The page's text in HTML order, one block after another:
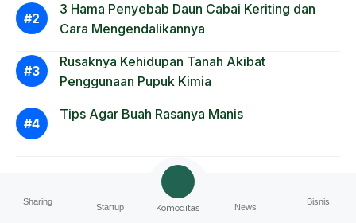
3 Hama Penyebab Daun Cabai Keriting dan
Cara Mengendalikannya
Rusaknya Kehidupan Tanah Akibat
Penggunaan Pupuk Kimia
Tips Agar Buah Rasanya Manis
Sharing
Startup Komoditas News
Bisnis